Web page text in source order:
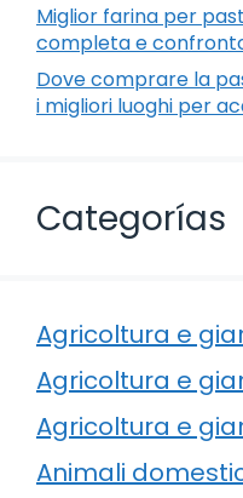
Miglior farina per
completa e
Dove comprare la
i migliori luoghi per
Categorías
Agricoltura e
Agricoltura e
Agricoltura e
Animali